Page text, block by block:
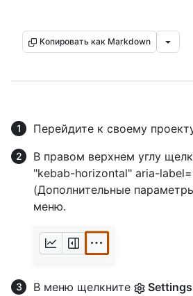
Копировать как Markdown
Перейдите к своему
В правом верхнем углу
"kebab-horizontal" aria-
(Дополнительные
меню.
В меню щелкните Settings